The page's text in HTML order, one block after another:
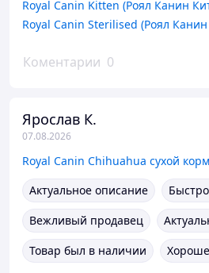
Коментарии 0
Ярослав К.
07.08.2026
Актуальное описание
Вежливый продавец
Товар был в наличии